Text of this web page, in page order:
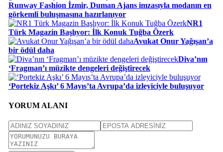
Runway Fashion İzmir, Duman Ajans imzasıyla modanın en
görkemli buluşmasına hazırlanıyor
NR1
Türk Magazin Başlıyor: İlk Konuk Tuğba Özerk
Avukat Onur Yağışan’a
bir ödül daha
Diva’nın
‘Fragman’ı müzikte dengeleri değiştirecek
‘Portekiz Aşkı’ 6 Mayıs’ta Avrupa’da izleyiciyle buluşuyor
YORUM ALANI